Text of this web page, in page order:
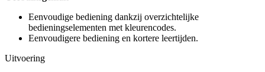
Eenvoudige bediening dankzij overzichtelijke
bedieningselementen met kleurencodes.
Eenvoudigere bediening en kortere leertijden.
Uitvoering